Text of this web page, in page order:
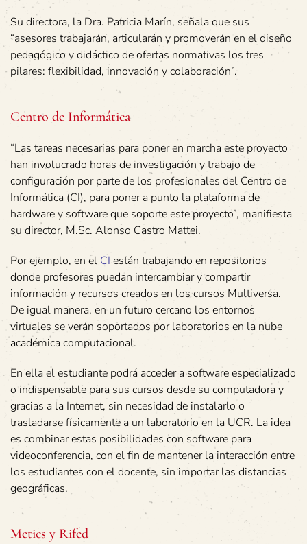
Su directora, la Dra. Patricia Marín, señala que sus
“asesores trabajarán, articularán y promoverán en el diseño
pedagógico y didáctico de ofertas normativas los tres
pilares: flexibilidad, innovación y colaboración”.
Centro de Informática
“Las tareas necesarias para poner en marcha este proyecto
han involucrado horas de investigación y trabajo de
configuración por parte de los profesionales del Centro de
Informática (CI), para poner a punto la plataforma de
hardware y software que soporte este proyecto”, manifiesta
su director, M.Sc. Alonso Castro Mattei.
Por ejemplo, en el CI están trabajando en repositorios
donde profesores puedan intercambiar y compartir
información y recursos creados en los cursos Multiversa.
De igual manera, en un futuro cercano los entornos
virtuales se verán soportados por laboratorios en la nube
académica computacional.
En ella el estudiante podrá acceder a software especializado
o indispensable para sus cursos desde su computadora y
gracias a la Internet, sin necesidad de instalarlo o
trasladarse físicamente a un laboratorio en la UCR. La idea
es combinar estas posibilidades con software para
videoconferencia, con el fin de mantener la interacción entre
los estudiantes con el docente, sin importar las distancias
geográficas.
Metics y Rifed